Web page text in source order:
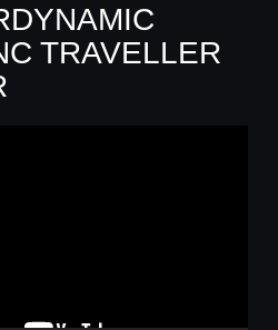
TRAVELLER